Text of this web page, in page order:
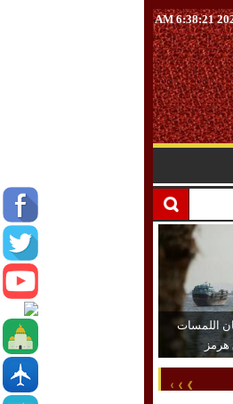
6:38:22 AM
اللمسات
هرمز